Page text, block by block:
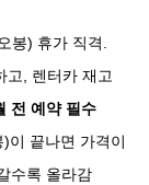
봉) 휴가 직격.
고, 렌터카 재고
전 예약 필수
이 끝나면 가격이
수록 올라감